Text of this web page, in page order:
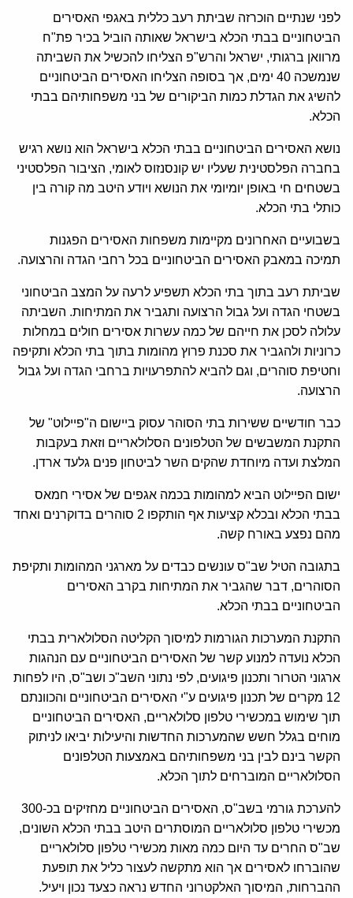
לפני שנתיים הוכרזה שביתת רעב כללית באגפי האסירים
הביטחוניים בבתי הכלא בישראל שאותה הוביל בכיר פת"ח
מרוואן ברגותי, ישראל והרש"פ הצליחו להכשיל את השביתה
שנמשכה 40 ימים, אך בסופה הצליחו האסירים הביטחוניים
להשיג את הגדלת כמות הביקורים של בני משפחותיהם בבתי
הכלא.
נושא האסירים הביטחוניים בבתי הכלא בישראל הוא נושא רגיש
בחברה הפלסטינית שעליו יש קונסנזוס לאומי, הציבור הפלסטיני
בשטחים חי באופן יומיומי את הנושא ויודע היטב מה קורה בין
כותלי בתי הכלא.
בשבועיים האחרונים מקיימות משפחות האסירים הפגנות
תמיכה במאבק האסירים הביטחוניים בכל רחבי הגדה והרצועה.
שביתת רעב בתוך בתי הכלא תשפיע לרעה על המצב הביטחוני
בשטחי הגדה ועל גבול הרצועה ותגביר את המתיחות. השביתה
עלולה לסכן את חייהם של כמה עשרות אסירים חולים במחלות
כרוניות ולהגביר את סכנת פרוץ מהומות בתוך בתי הכלא ותקיפה
וחטיפת סוהרים, וגם להביא להתפרעויות ברחבי הגדה ועל גבול
הרצועה.
כבר חודשיים ששירות בתי הסוהר עסוק ביישום ה"פיילוט" של
התקנת המשבשים של הטלפונים הסלולאריים וזאת בעקבות
המלצת ועדה מיוחדת שהקים השר לביטחון פנים גלעד ארדן.
ישום הפיילוט הביא למהומות בכמה אגפים של אסירי חמאס
בבתי הכלא ובכלא קציעות אף הותקפו 2 סוהרים בדוקרנים ואחד
מהם נפצע באורח קשה.
בתגובה הטיל שב"ס עונשים כבדים על מארגני המהומות ותקיפת
הסוהרים, דבר שהגביר את המתיחות בקרב האסירים
הביטחוניים בבתי הכלא.
התקנת המערכות הגורמות למיסוך הקליטה הסלולארית בבתי
הכלא נועדה למנוע קשר של האסירים הביטחוניים עם הנהגות
ארגוני הטרור ותכנון פיגועים, לפי נתוני השב"כ ושב"ס, היו לפחות
12 מקרים של תכנון פיגועים ע"י האסירים הביטחוניים והכוונתם
תוך שימוש במכשירי טלפון סלולאריים, האסירים הביטחוניים
מוחים בגלל חשש שהמערכות החדשות והיעילות יביאו לניתוק
הקשר בינם לבין בני משפחותיהם באמצעות הטלפונים
הסלולאריים המוברחים לתוך הכלא.
להערכת גורמי בשב"ס, האסירים הביטחוניים מחזיקים בכ-300
מכשירי טלפון סלולאריים המוסתרים היטב בבתי הכלא השונים,
שב"ס החרים עד היום כמה מאות מכשירי טלפון סלולאריים
שהוברחו לאסירים אך הוא מתקשה לעצור כליל את תופעת
ההברחות, המיסוך האלקטרוני החדש נראה כצעד נכון ויעיל.